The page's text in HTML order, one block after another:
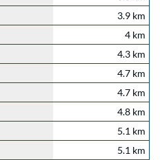
3.9 km
4 km
4.3 km
4.7 km
4.7 km
4.8 km
5.1 km
5.1 km